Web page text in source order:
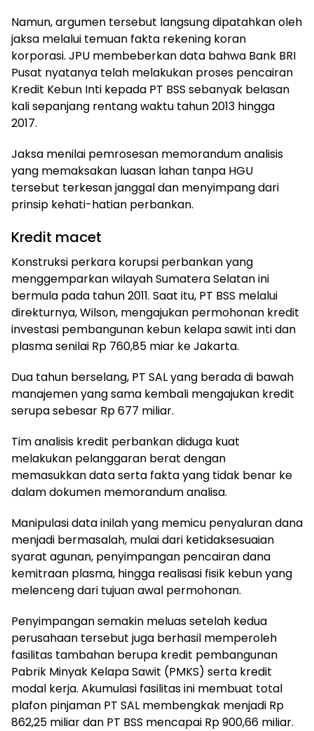
Namun, argumen tersebut langsung dipatahkan oleh
jaksa melalui temuan fakta rekening koran
korporasi. JPU membeberkan data bahwa Bank BRI
Pusat nyatanya telah melakukan proses pencairan
Kredit Kebun Inti kepada PT BSS sebanyak belasan
kali sepanjang rentang waktu tahun 2013 hingga
2017.
Jaksa menilai pemrosesan memorandum analisis
yang memaksakan luasan lahan tanpa HGU
tersebut terkesan janggal dan menyimpang dari
prinsip kehati-hatian perbankan.
Kredit macet
Konstruksi perkara korupsi perbankan yang
menggemparkan wilayah Sumatera Selatan ini
bermula pada tahun 2011. Saat itu, PT BSS melalui
direkturnya, Wilson, mengajukan permohonan kredit
investasi pembangunan kebun kelapa sawit inti dan
plasma senilai Rp 760,85 miar ke Jakarta.
Dua tahun berselang, PT SAL yang berada di bawah
manajemen yang sama kembali mengajukan kredit
serupa sebesar Rp 677 miliar.
Tim analisis kredit perbankan diduga kuat
melakukan pelanggaran berat dengan
memasukkan data serta fakta yang tidak benar ke
dalam dokumen memorandum analisa.
Manipulasi data inilah yang memicu penyaluran dana
menjadi bermasalah, mulai dari ketidaksesuaian
syarat agunan, penyimpangan pencairan dana
kemitraan plasma, hingga realisasi fisik kebun yang
melenceng dari tujuan awal permohonan.
Penyimpangan semakin meluas setelah kedua
perusahaan tersebut juga berhasil memperoleh
fasilitas tambahan berupa kredit pembangunan
Pabrik Minyak Kelapa Sawit (PMKS) serta kredit
modal kerja. Akumulasi fasilitas ini membuat total
plafon pinjaman PT SAL membengkak menjadi Rp
862,25 miliar dan PT BSS mencapai Rp 900,66 miliar.